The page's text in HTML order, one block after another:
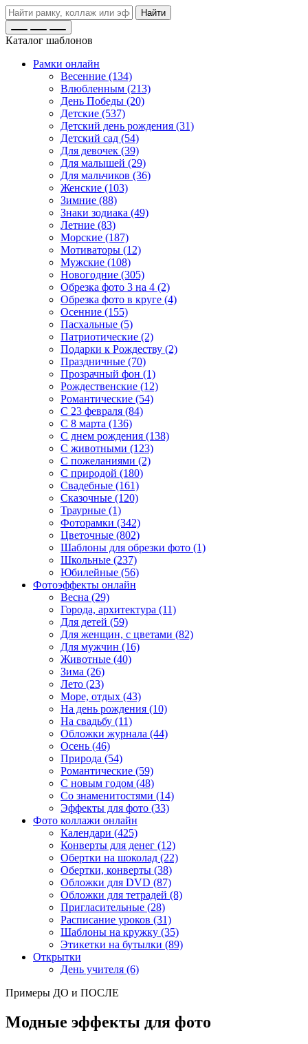
Найти
Каталог шаблонов
Рамки онлайн
Весенние (134)
Влюбленным (213)
День Победы (20)
Детские (537)
Детский день рождения (31)
Детский сад (54)
Для девочек (39)
Для малышей (29)
Для мальчиков (36)
Женские (103)
Зимние (88)
Знаки зодиака (49)
Летние (83)
Морские (187)
Мотиваторы (12)
Мужские (108)
Новогодние (305)
Обрезка фото 3 на 4 (2)
Обрезка фото в круге (4)
Осенние (155)
Пасхальные (5)
Патриотические (2)
Подарки к Рождеству (2)
Праздничные (70)
Прозрачный фон (1)
Рождественские (12)
Романтические (54)
С 23 февраля (84)
С 8 марта (136)
С днем рождения (138)
С животными (123)
С пожеланиями (2)
С природой (180)
Свадебные (161)
Сказочные (120)
Траурные (1)
Фоторамки (342)
Цветочные (802)
Шаблоны для обрезки фото (1)
Школьные (237)
Юбилейные (56)
Фотоэффекты онлайн
Весна (29)
Города, архитектура (11)
Для детей (59)
Для женщин, с цветами (82)
Для мужчин (16)
Животные (40)
Зима (26)
Лето (23)
Море, отдых (43)
На день рождения (10)
На свадьбу (11)
Обложки журнала (44)
Осень (46)
Природа (54)
Романтические (59)
С новым годом (48)
Со знаменитостями (14)
Эффекты для фото (33)
Фото коллажи онлайн
Календари (425)
Конверты для денег (12)
Обертки на шоколад (22)
Обертки, конверты (38)
Обложки для DVD (87)
Обложки для тетрадей (8)
Пригласительные (28)
Расписание уроков (31)
Шаблоны на кружку (35)
Этикетки на бутылки (89)
Открытки
День учителя (6)
Примеры ДО и ПОСЛЕ
Модные эффекты для фото